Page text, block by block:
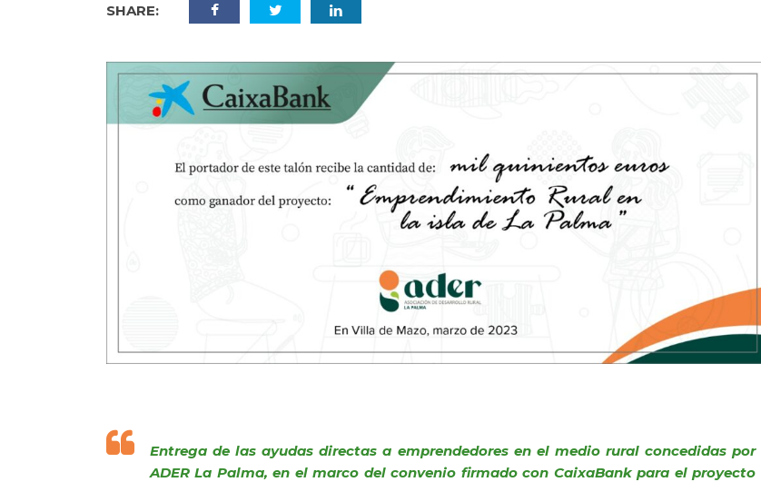
SHARE:
Entrega de las ayudas directas a emprendedores en el medio rural concedidas por
ADER La Palma, en el marco del convenio firmado con CaixaBank para el proyecto